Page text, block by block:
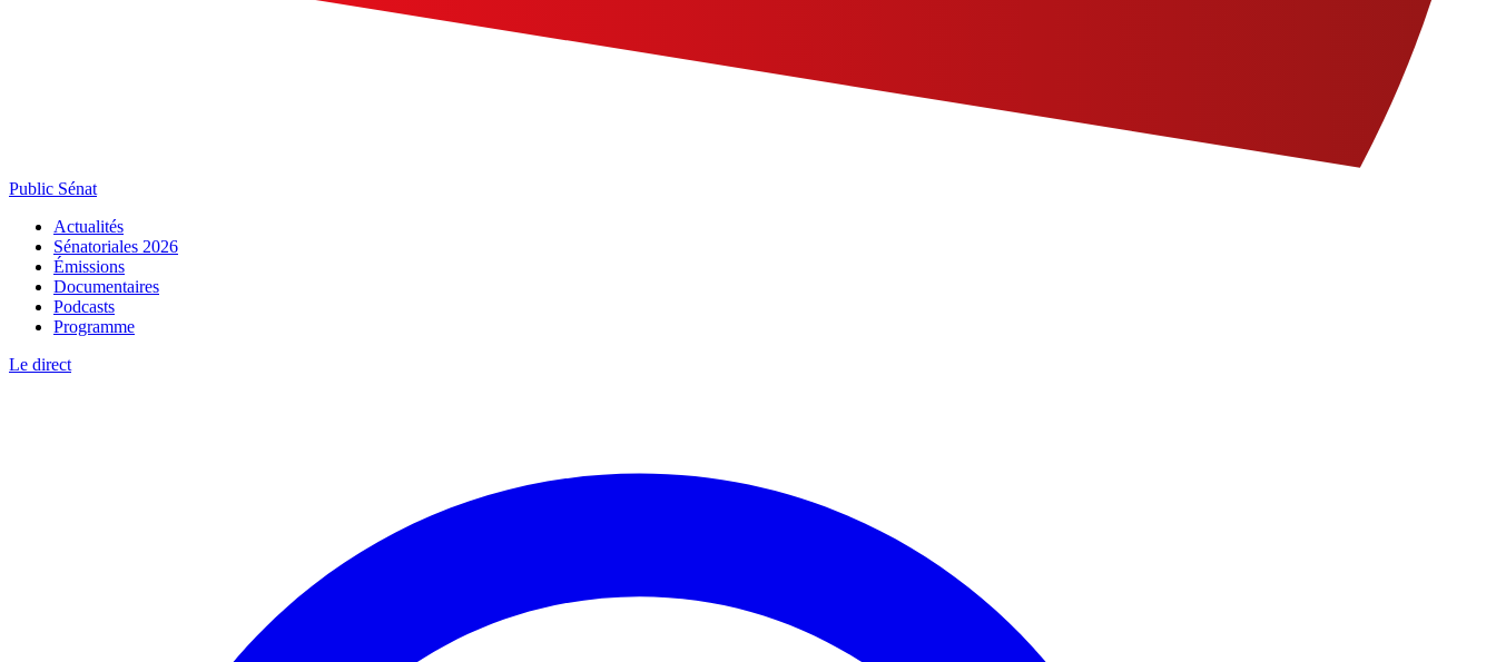
Public Sénat
Actualités
Sénatoriales 2026
Émissions
Documentaires
Podcasts
Programme
Le direct